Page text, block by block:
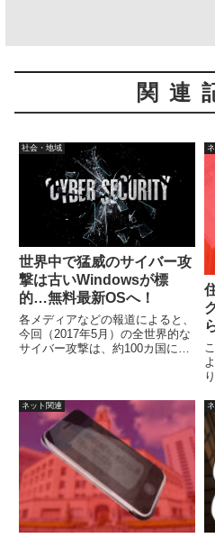
関連
社会・地域
世界中で猛威のサイバー攻
撃は古いWindowsが標
的…無料最新OSへ！
各メディアなどの報道によると、
今回（2017年5月）の全世界的な
サイバー攻撃は、約100カ国にお
を要求する「ランサムウエア」と
呼ばれるもので、コンピュ...
ネット関連